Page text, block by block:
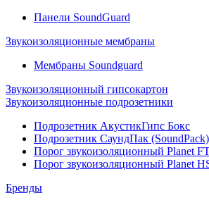
Панели SoundGuard
Звукоизоляционные мембраны
Мембраны Soundguard
Звукоизоляционный гипсокартон
Звукоизоляционные подрозетники
Подрозетник АкустикГипс Бокс
Подрозетник СаундПак (SoundPack)
Порог звукоизоляционный Planet
Порог звукоизоляционный Planet
Бренды